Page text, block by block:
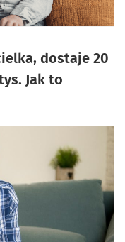
dostaje 20
Jak to